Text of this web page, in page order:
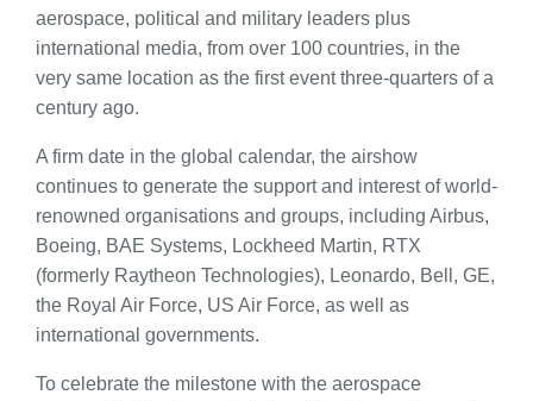
aerospace, political and military leaders plus
international media, from over 100 countries, in the
very same location as the first event three-quarters of a
century ago.
A firm date in the global calendar, the airshow
continues to generate the support and interest of world-
renowned organisations and groups, including Airbus,
Boeing, BAE Systems, Lockheed Martin, RTX
(formerly Raytheon Technologies), Leonardo, Bell, GE,
the Royal Air Force, US Air Force, as well as
international governments.
To celebrate the milestone with the aerospace